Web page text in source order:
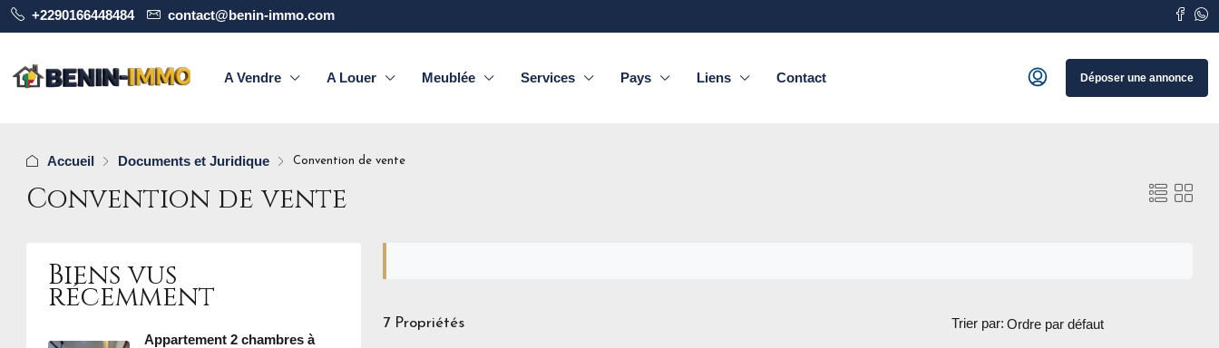
+2290166448484 contact@benin-immo.com
A Vendre A Louer Meublée Services Pays Liens Contact Déposer une annonce
Accueil Documents et Juridique Convention de vente
Convention de vente
7 Propriétés Trier par:
Biens vus
récemment
Appartement 2 chambres à